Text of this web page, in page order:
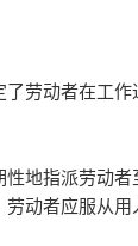
劳动者在工
地指派劳动
动者应服从用